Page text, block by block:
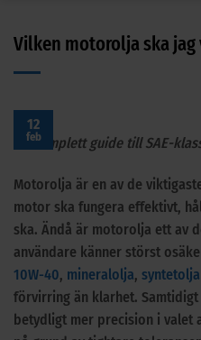
Vilken motorolja ska jag
12
feb
En komplett guide till SAE-
Motorolja är en av de
motor ska fungera effektivt,
ska. Ändå är motorolja ett av
användare känner störst
10W-40, mineralolja, syntetolja
förvirring än klarhet.
betydligt mer precision i valet